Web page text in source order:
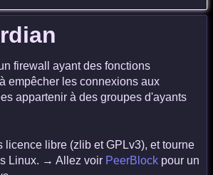
firewall ayant des fonctions
empêcher les connexions aux
appartenir à des groupes d'ayants
licence libre (zlib et GPLv3), et tourne
Linux. → Allez voir PeerBlock pour un